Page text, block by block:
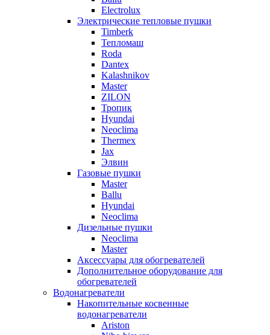
Electrolux
Электрические тепловые пушки
Timberk
Тепломаш
Roda
Dantex
Kalashnikov
Master
ZILON
Тропик
Hyundai
Neoclima
Thermex
Jax
Элвин
Газовые пушки
Master
Ballu
Hyundai
Neoclima
Дизельные пушки
Neoclima
Master
Аксессуары для обогревателей
Дополнительное оборудование для
обогревателей
Водонагреватели
Накопительные косвенные
водонагреватели
Ariston